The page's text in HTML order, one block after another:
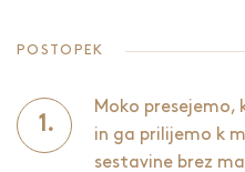
POSTOPEK
Moko presejemo,
in ga prilijemo k
sestavine brez